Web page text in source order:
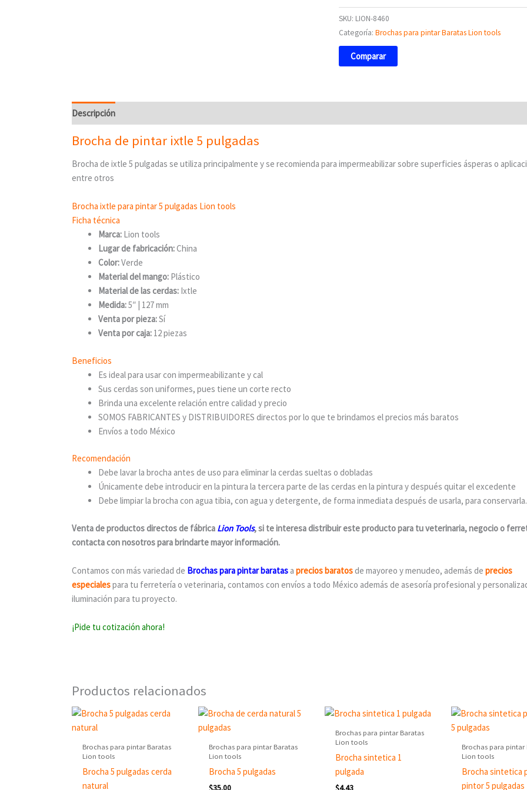
SKU: LION-8460
Categoría: Brochas para pintar Baratas Lion tools
Comparar
Descripción
Brocha de pintar ixtle 5 pulgadas
Brocha de ixtle 5 pulgadas se utiliza principalmente y se recomienda para impermeabilizar sobre superficies ásperas o
entre otros
Brocha ixtle para pintar 5 pulgadas Lion tools
Ficha técnica
Marca: Lion tools
Lugar de fabricación:China
Color:Verde
Material del mango: Plástico
Material de las cerdas: Ixtle
Medida:5″ | 127 mm
Venta por pieza:Sí
Venta por caja: 12 piezas
Beneficios
Es ideal para usar con impermeabilizante y cal
Sus cerdas son uniformes, pues tiene un corte recto
Brinda una excelente relación entre calidad y precio
SOMOS FABRICANTES y DISTRIBUIDORES directos por lo que te brindamos el precios más baratos
Envíos a todo México
Recomendación
Debe lavar la brocha antes de uso para eliminar la cerdas sueltas o dobladas
Únicamente debe introducir en la pintura la tercera parte de las cerdas en la pintura y después quitar el excedente
Debe limpiar la brocha con agua tibia, con agua y detergente, de forma inmediata después de usarla, para conservarla.
Venta de productos directos de fábrica Lion Tools, si te interesa distribuir este producto para tu veterinaria, negocio o
contacta con nosotros para brindarte mayor información.
Contamos con más variedad de Brochas para pintar baratas a precios baratosde mayoreo y menudeo, además de precios
especialespara tu ferretería o veterinaria, contamos con envíos a todo México además de asesoría profesional y
iluminación para tu proyecto.
¡Pide tu cotización ahora!
Productos relacionados
Brochas para pintar Baratas
Lion tools
Brocha 5 pulgadas cerda
natural
Brochas para pintar Baratas
Lion tools
Brocha 5 pulgadas
Brochas para pintar Baratas
Lion tools
Brocha sintetica 1
pulgada
Brochas para pintar
Lion tools
Brocha sintetica
pintor 5 pulgadas